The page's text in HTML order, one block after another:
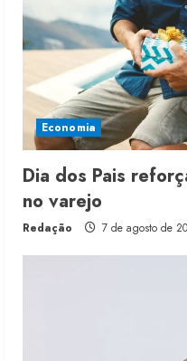
Economia
Dia dos Pais
no varejo
Redação 7 de agosto de